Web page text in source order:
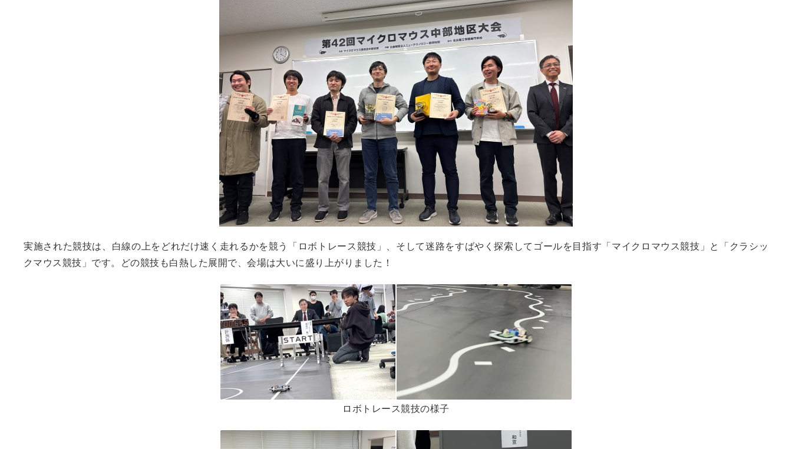
実施された競技は、白線の上をどれだけ速く走れるかを競う「ロボトレース競技」、そして迷路をすばやく探索してゴールを目指す「マイクロマウス競技」と「クラシッ
クマウス競技」です。どの競技も白熱した展開で、会場は大いに盛り上がりました！
ロボトレース競技の様子